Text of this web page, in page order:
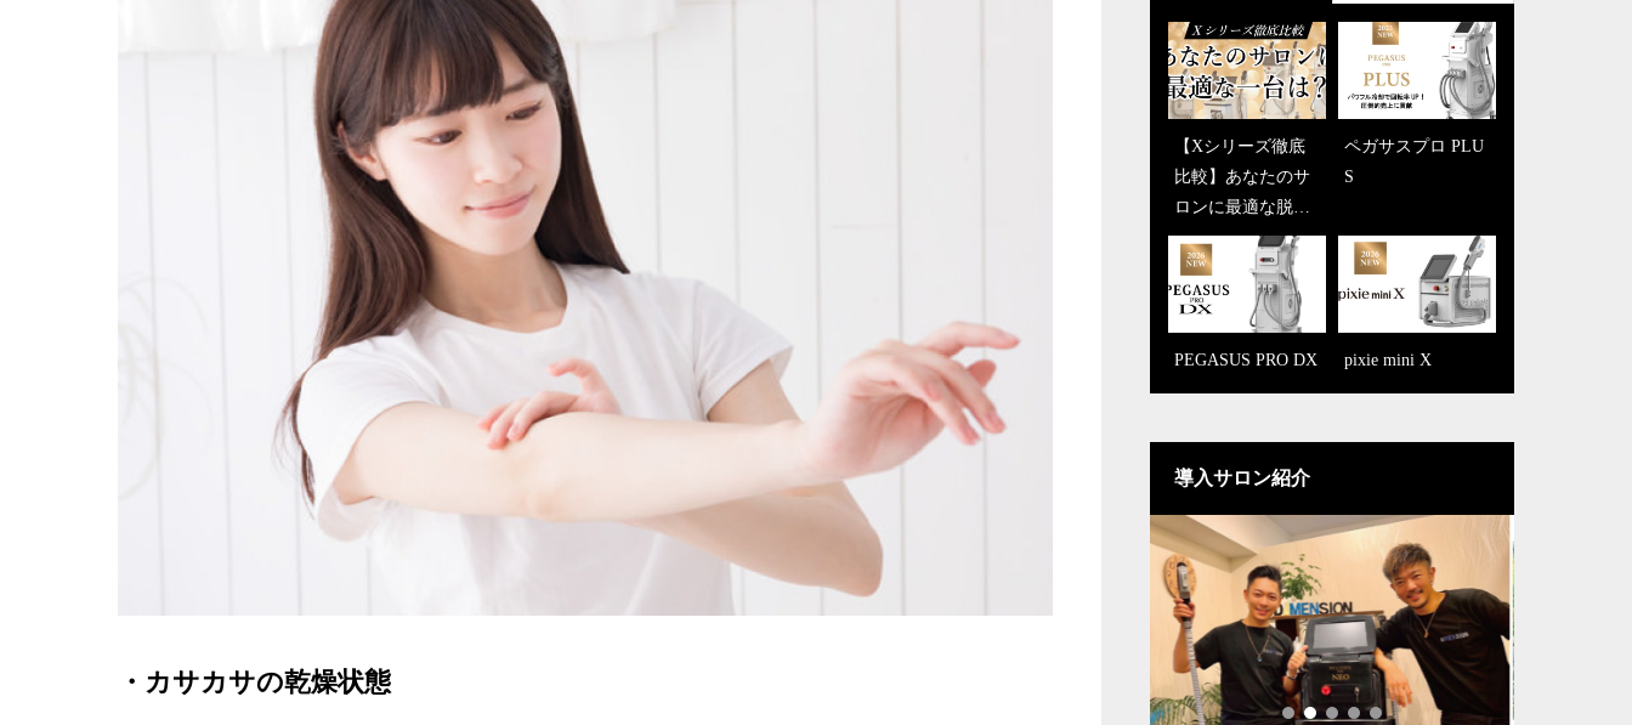
・カサカサの乾燥状態
【Xシリーズ徹底
比較】あなたのサ
ロンに最適な脱毛
機はどれ？開業・
メンズ脱毛・フェ
イシャル別に解説
ペガサスプロ PLU
S
PEGASUS PRO DX pixie mini X
SHR-高速脱毛-
メンズ脱毛に最適
なペガサスプロNE
ポイント】
業務用脱毛機「ペ
ガサスプロ」をお
ニキビケアもお任
せあれ！Eライト
導入サロン紹介